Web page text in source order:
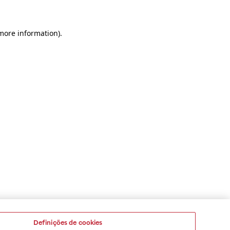
information).
Definições de cookies